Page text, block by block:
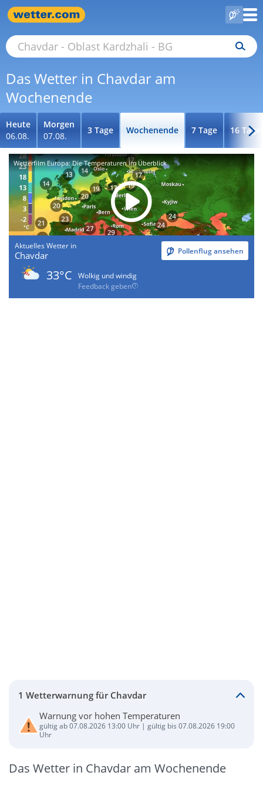
Das Wetter in Chavdar am
Wochenende
Heute
06.08.
Morgen
07.08.
3 Tage Wochenende 7 Tage 16 Tage
Wetterfilm Europa: Die Temperaturen im Überblick
Aktuelles Wetter in
Chavdar Pollenflug ansehen
33°C
Wolkig und windig
Feedback geben
1 Wetterwarnung für Chavdar
Warnung vor hohen Temperaturen
gültig ab 07.08.2026 13:00 Uhr | gültig bis 07.08.2026 19:00
Uhr
Das Wetter in Chavdar am Wochenende